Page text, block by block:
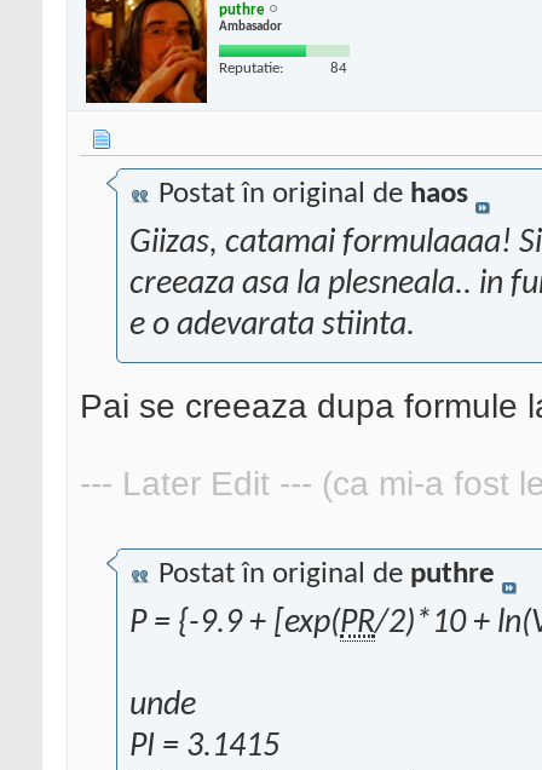
puthre
Ambasador
Reputatie: 84
Postat în original de haos
Giizas, catamai formulaaaa!
creeaza asa la plesneala.. in
e o adevarata stiinta.
Pai se creeaza dupa formule
--- Later Edit --- (ca mi-a fost
Postat în original de puthre
P = {-9.9 + [exp(PR/2)*10 +
unde
PI = 3.1415